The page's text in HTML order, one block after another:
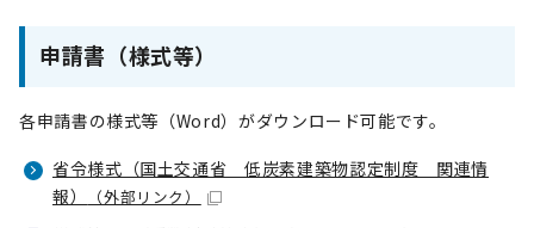
申請書（様式等）
各申請書の様式等（Word）がダウンロード可能です。
省令様式（国土交通省 低炭素建築物認定制度 関連情
報）
（外部リンク）